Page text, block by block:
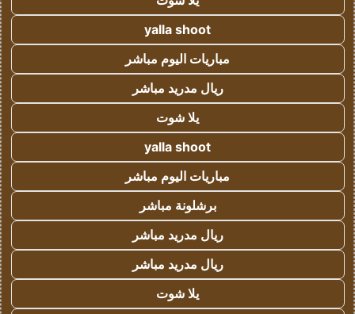
yalla shoot
مباريات اليوم مباشر
ريال مدريد مباشر
يلا شوت
yalla shoot
مباريات اليوم مباشر
برشلونة مباشر
ريال مدريد مباشر
ريال مدريد مباشر
يلا شوت